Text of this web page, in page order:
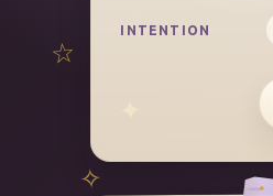
INTENTION